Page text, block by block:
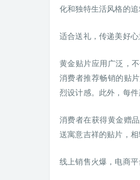
化和独特生活风格的
适合送礼，传递美好
黄金贴片应用广泛，
消费者推荐畅销的贴
烈设计感。此外，每
消费者在获得黄金赠
送寓意吉祥的贴片，
线上销售火爆，电商